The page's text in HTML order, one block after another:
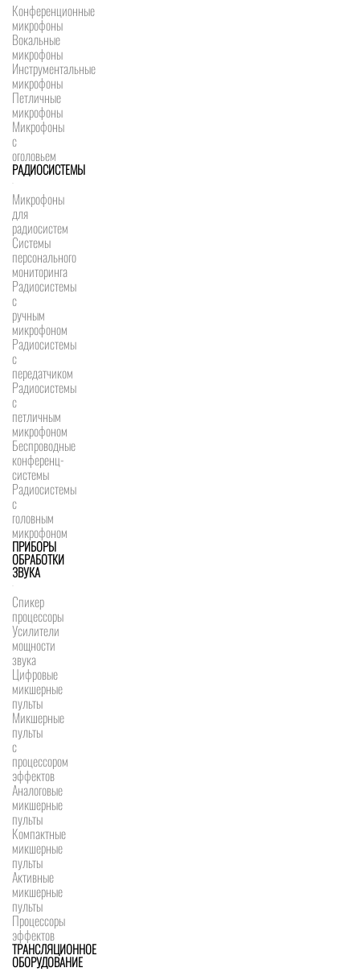
Конференционные
микрофоны
Вокальные
микрофоны
Инструментальные
микрофоны
Петличные
микрофоны
Микрофоны
с
оголовьем
РАДИОСИСТЕМЫ
Микрофоны
для
радиосистем
Системы
персонального
мониторинга
Радиосистемы
c
ручным
микрофоном
Радиосистемы
с
передатчиком
Радиосистемы
с
петличным
микрофоном
Беспроводные
конференц-
системы
Радиосистемы
с
головным
микрофоном
ПРИБОРЫ
ОБРАБОТКИ
ЗВУКА
Спикер
процессоры
Усилители
мощности
звука
Цифровые
микшерные
пульты
Микшерные
пульты
с
процессором
эффектов
Аналоговые
микшерные
пульты
Компактные
микшерные
пульты
Активные
микшерные
пульты
Процессоры
эффектов
ТРАНСЛЯЦИОННОЕ
ОБОРУДОВАНИЕ